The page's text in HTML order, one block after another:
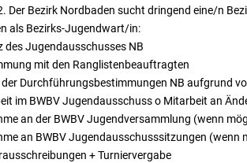
Der Bezirk Nordbaden sucht dringend eine/n
als Bezirks-Jugendwart/in:
des Jugendausschusses NB
mit den Ranglistenbeauftragten
der Durchführungsbestimmungen NB aufgrund
im BWBV Jugendausschuss o Mitarbeit an
an der BWBV Jugendversammlung (wenn
an BWBV Jugendausschusssitzungen (wenn
+ Turniervergabe